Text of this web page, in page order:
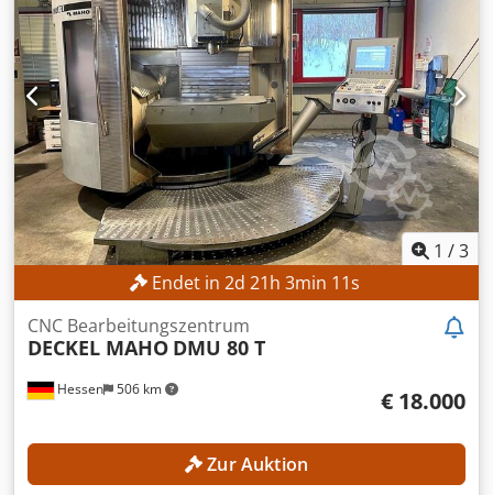
TECHNISCHE DETAILS Verfahrweg X-Achse: 630 mm
Verfahrweg Y-Achse: 560 mm Verfahrweg Z-Achse: 560 mm
Werkzeugmagazinplätze: 24 Werkzeugaufnahme: SK 40
Drehbereich C-Achse: 360° Tisch Aufspannfläche: 600 x
1.000 mm Tischdurchmesser: 600 mm Tischbelastung
max.: 350 kg Tischgewicht: 800 kg Anzahl T-Nuten: 8 / 1 T-
Nuten-Breite: 14 H12 / 14 H7 T-Nuten-Abstand: 63 mm
MASCHINEN-DETAILS Anzahl Achsen: 5 (3+2)
AUSSTATTUNG Gesteuerter NC-Schwenkfräskopf (B-Achse)
NC-Rundtisch integriert im Starrtisch (C-Achse)
1 /3
Endet in2d21h3min8s
Hessen 506 km
CNC Bearbeitungszentrum
DECKEL MAHO DMU 80 T
€ 18.000
Zur Auktion